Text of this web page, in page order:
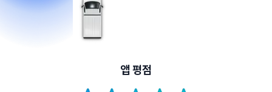
앱 평점